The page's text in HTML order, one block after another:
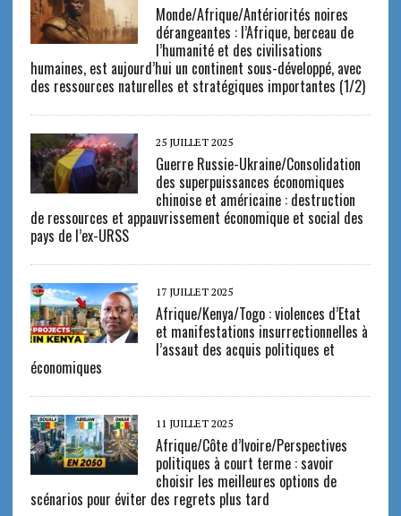
Monde/Afrique/Antériorités noires
dérangeantes : l’Afrique, berceau de
l’humanité et des civilisations
humaines, est aujourd’hui un continent sous-développé, avec
des ressources naturelles et stratégiques importantes (1/2)
25 JUILLET 2025
Guerre Russie-Ukraine/Consolidation
des superpuissances économiques
chinoise et américaine : destruction
de ressources et appauvrissement économique et social des
pays de l’ex-URSS
17 JUILLET 2025
Afrique/Kenya/Togo : violences d’Etat
et manifestations insurrectionnelles à
l’assaut des acquis politiques et
économiques
11 JUILLET 2025
Afrique/Côte d’Ivoire/Perspectives
politiques à court terme : savoir
choisir les meilleures options de
scénarios pour éviter des regrets plus tard